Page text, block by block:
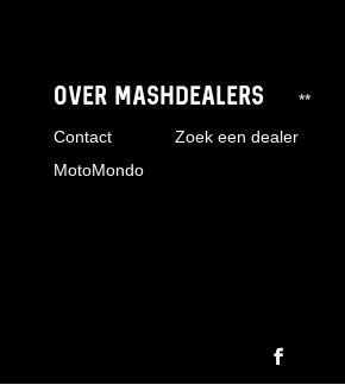
OVER MASH
Contact
MotoMondo
DEALERS
Zoek een dealer
**